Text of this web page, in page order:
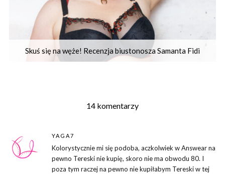
Skuś się na węże! Recenzja biustonosza Samanta Fidi
14 komentarzy
YAGA7
Kolorystycznie mi się podoba, aczkolwiek w Answear na
pewno Tereski nie kupię, skoro nie ma obwodu 80. I
poza tym raczej na pewno nie kupiłabym Tereski w tej